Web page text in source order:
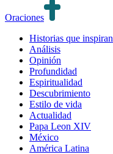
Oraciones
Historias que inspiran
Análisis
Opinión
Profundidad
Espiritualidad
Descubrimiento
Estilo de vida
Actualidad
Papa Leon XIV
México
América Latina